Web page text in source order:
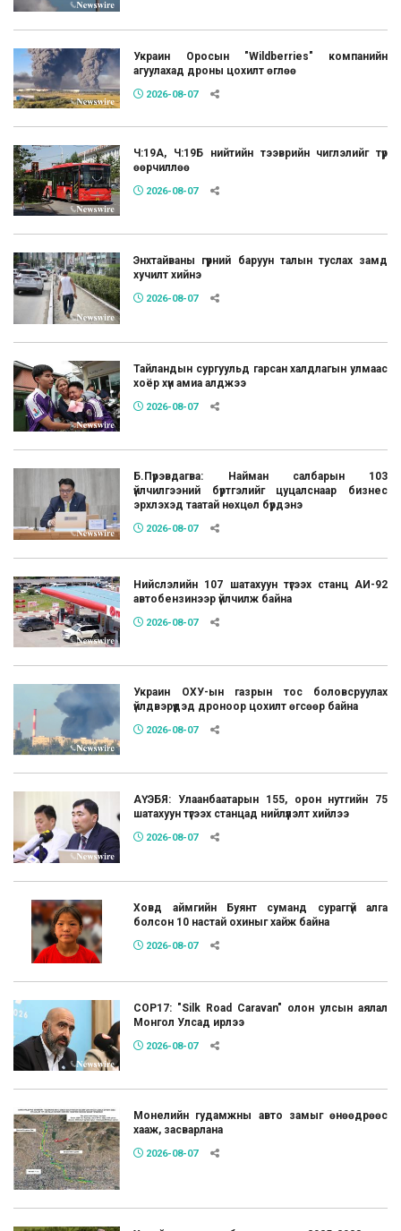
Украин Оросын "Wildberries" компанийн
агуулахад дроны цохилт өглөө
2026-08-07
Ч:19А, Ч:19Б нийтийн тээврийн чиглэлийг түр
өөрчиллөө
2026-08-07
Энхтайваны гүүрний баруун талын туслах замд
хучилт хийнэ
2026-08-07
Тайландын сургуульд гарсан халдлагын улмаас
хоёр хүн амиа алджээ
2026-08-07
Б.Пүрэвдагва: Найман салбарын 103
үйлчилгээний бүртгэлийг цуцалснаар бизнес
эрхлэхэд таатай нөхцөл бүрдэнэ
2026-08-07
Нийслэлийн 107 шатахуун түгээх станц АИ-92
автобензинээр үйлчилж байна
2026-08-07
Украин ОХУ-ын газрын тос боловсруулах
үйлдвэрүүдэд дроноор цохилт өгсөөр байна
2026-08-07
АҮЭБЯ: Улаанбаатарын 155, орон нутгийн 75
шатахуун түгээх станцад нийлүүлэлт хийлээ
2026-08-07
Ховд аймгийн Буянт суманд сураггүй алга
болсон 10 настай охиныг хайж байна
2026-08-07
COP17: "Silk Road Caravan" олон улсын аялал
Монгол Улсад ирлээ
2026-08-07
Монелийн гудамжны авто замыг өнөөдрөөс
хааж, засварлана
2026-08-07